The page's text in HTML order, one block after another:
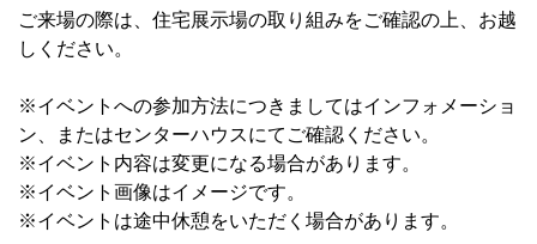
ご来場の際は、住宅展示場の取り組みをご確認の上、お越
しください。
※イベントへの参加方法につきましてはインフォメーショ
ン、またはセンターハウスにてご確認ください。
※イベント内容は変更になる場合があります。
※イベント画像はイメージです。
※イベントは途中休憩をいただく場合があります。